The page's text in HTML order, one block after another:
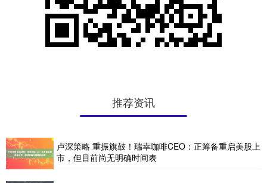
推荐资讯
卢深策略 重振旗鼓！瑞幸咖啡CEO：正筹备重启美股上
市，但目前尚无明确时间表